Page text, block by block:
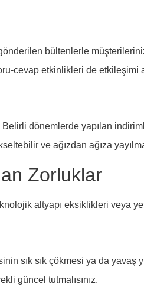
bültenlerle
cevap etkinlikleri de etkileşimi
dönemlerde yapılan
ve ağızdan ağıza
Zorluklar
altyapı eksiklikleri veya
sık sık çökmesi ya da yavaş
güncel tutmalısınız.